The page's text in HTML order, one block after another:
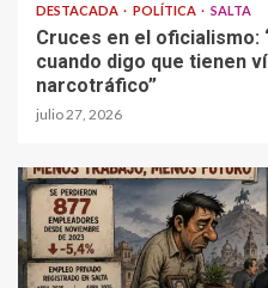
DESTACADA POLÍTICA SALTA
Cruces en el oficialismo:
cuando digo que tienen
narcotráfico”
julio 27, 2026